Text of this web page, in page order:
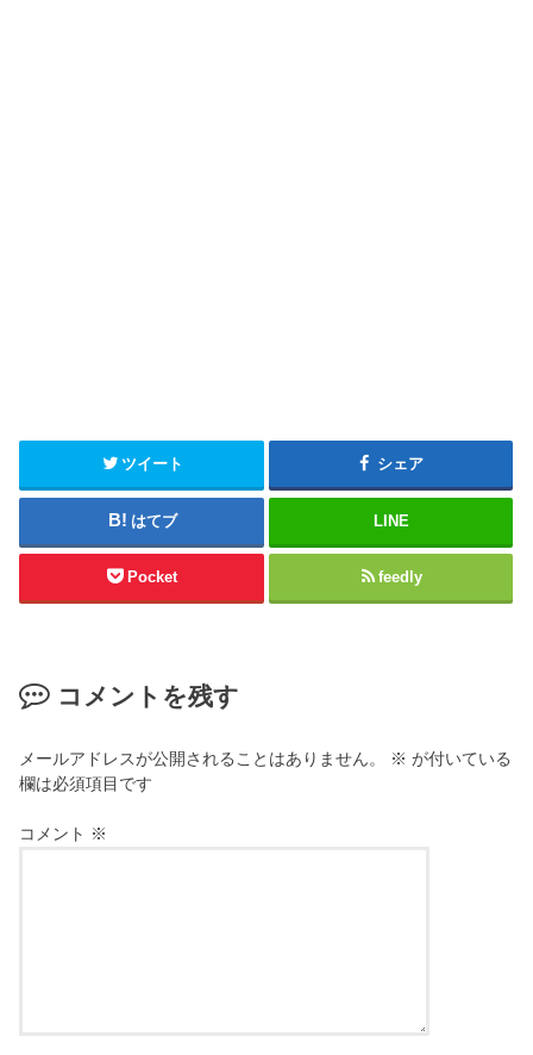
ツイート シェア
はてブ LINE
Pocket feedly
コメントを残す
メールアドレスが公開されることはありません。 ※ が付いている
欄は必須項目です
コメント ※